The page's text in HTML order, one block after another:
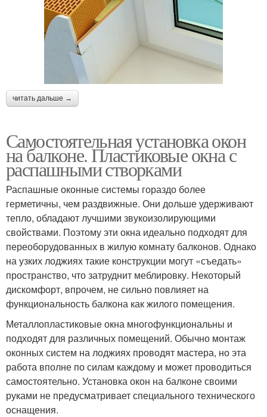
читать дальше →
Самостоятельная установка окон
на балконе. Пластиковые окна с
распашными створками
Распашные оконные системы гораздо более
герметичны, чем раздвижные. Они дольше удерживают
тепло, обладают лучшими звукоизолирующими
свойствами. Поэтому эти окна идеально подходят для
переоборудованных в жилую комнату балконов. Однако
на узких лоджиях такие конструкции могут «съедать»
пространство, что затруднит меблировку. Некоторый
дискомфорт, впрочем, не сильно повлияет на
функциональность балкона как жилого помещения.
Металлопластиковые окна многофункциональны и
подходят для различных помещений. Обычно монтаж
оконных систем на лоджиях проводят мастера, но эта
работа вполне по силам каждому и может проводиться
самостоятельно. Установка окон на балконе своими
руками не предусматривает специального технического
оснащения.